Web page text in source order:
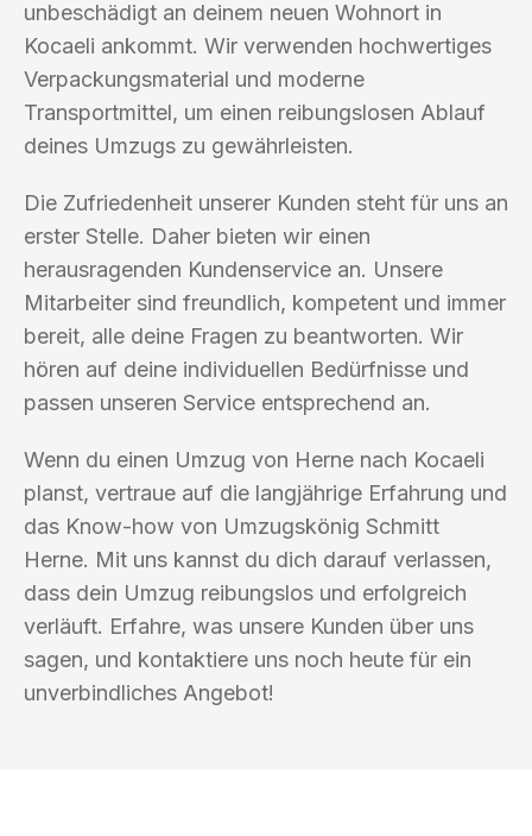
unbeschädigt an deinem neuen Wohnort in
Kocaeli ankommt. Wir verwenden hochwertiges
Verpackungsmaterial und moderne
Transportmittel, um einen reibungslosen Ablauf
deines Umzugs zu gewährleisten.
Die Zufriedenheit unserer Kunden steht für uns an
erster Stelle. Daher bieten wir einen
herausragenden Kundenservice an. Unsere
Mitarbeiter sind freundlich, kompetent und immer
bereit, alle deine Fragen zu beantworten. Wir
hören auf deine individuellen Bedürfnisse und
passen unseren Service entsprechend an.
Wenn du einen Umzug von Herne nach Kocaeli
planst, vertraue auf die langjährige Erfahrung und
das Know-how von Umzugskönig Schmitt
Herne. Mit uns kannst du dich darauf verlassen,
dass dein Umzug reibungslos und erfolgreich
verläuft. Erfahre, was unsere Kunden über uns
sagen, und kontaktiere uns noch heute für ein
unverbindliches Angebot!